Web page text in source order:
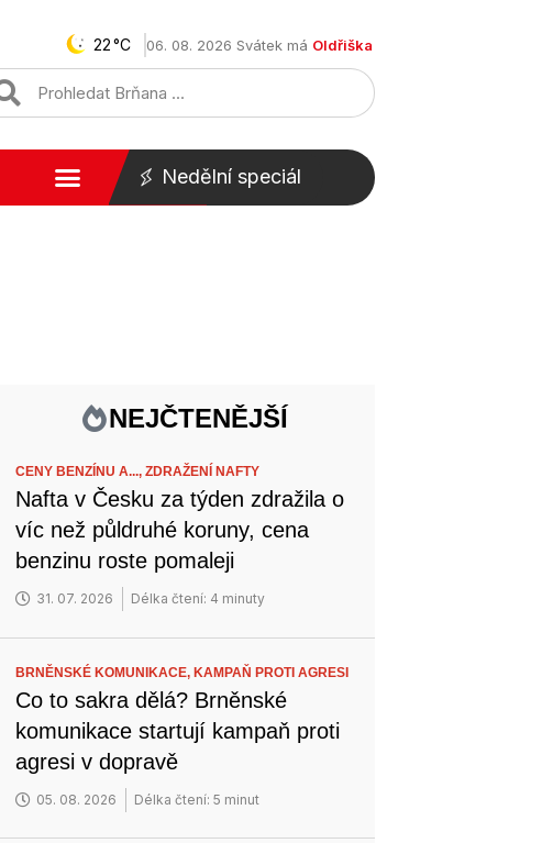
22 06. 08. 2026 Svátek má Oldřiška
Nedělní speciál
NEJČTENĚJŠÍ
CENY BENZÍNU A...,ZDRAŽENÍ NAFTY
Nafta v Česku za týden zdražila o
víc než půldruhé koruny, cena
benzinu roste pomaleji
31. 07. 2026 Délka čtení: 4 minuty
BRNĚNSKÉ KOMUNIKACE,KAMPAŇ PROTI AGRESI
Co to sakra dělá? Brněnské
komunikace startují kampaň proti
agresi v dopravě
05. 08. 2026 Délka čtení: 5 minut